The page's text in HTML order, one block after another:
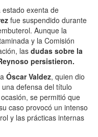
estado exenta de
fue suspendido durante
Aunque la
y la Comisión
las dudas sobre la
persistieron.
Óscar Valdez, quien dio
defensa del título
se permitió que
caso provocó un intenso
y las prácticas internas